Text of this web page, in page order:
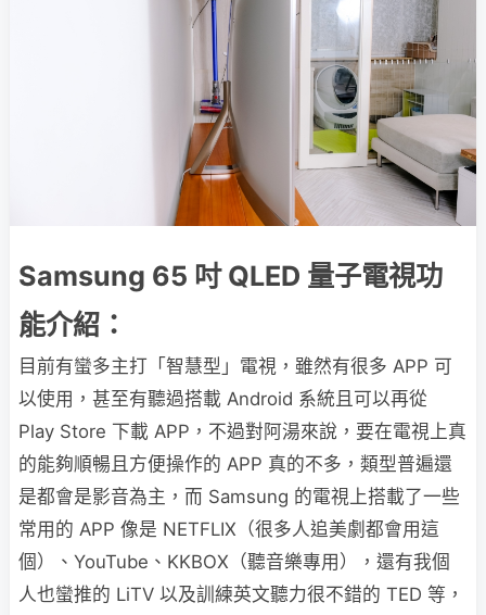
Samsung 65 吋 QLED 量子電視功
能介紹：
目前有蠻多主打「智慧型」電視，雖然有很多 APP 可
以使用，甚至有聽過搭載 Android 系統且可以再從
Play Store 下載 APP，不過對阿湯來說，要在電視上真
的能夠順暢且方便操作的 APP 真的不多，類型普遍還
是都會是影音為主，而 Samsung 的電視上搭載了一些
常用的 APP 像是 NETFLIX（很多人追美劇都會用這
個）、YouTube、KKBOX（聽音樂專用），還有我個
人也蠻推的 LiTV 以及訓練英文聽力很不錯的 TED 等，